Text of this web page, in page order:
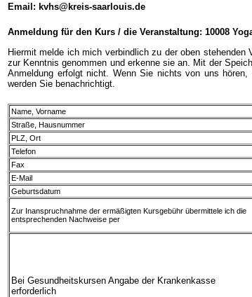
Email: kvhs@kreis-saarlouis.de
Anmeldung für den Kurs / die Veranstaltung: 10008
Hiermit melde ich mich verbindlich zu der oben stehenden
zur Kenntnis genommen und erkenne sie an. Mit der
Anmeldung erfolgt nicht. Wenn Sie nichts von uns
werden Sie benachrichtigt.
Name, Vorname
Straße, Hausnummer
PLZ, Ort
Telefon
Fax
E-Mail
Geburtsdatum
Zur Inanspruchnahme der ermäßigten Kursgebühr übermittele ich die
entsprechenden Nachweise per
Bei Gesundheitskursen Angabe der Krankenkasse
erforderlich